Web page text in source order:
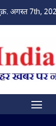
अगस्त 7th,